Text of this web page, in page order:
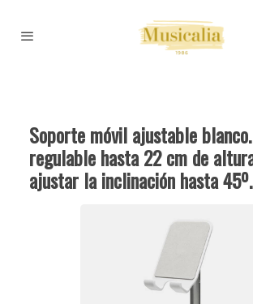
Soporte móvil ajustable
regulable hasta 22 cm de
ajustar la inclinación hasta 45º.